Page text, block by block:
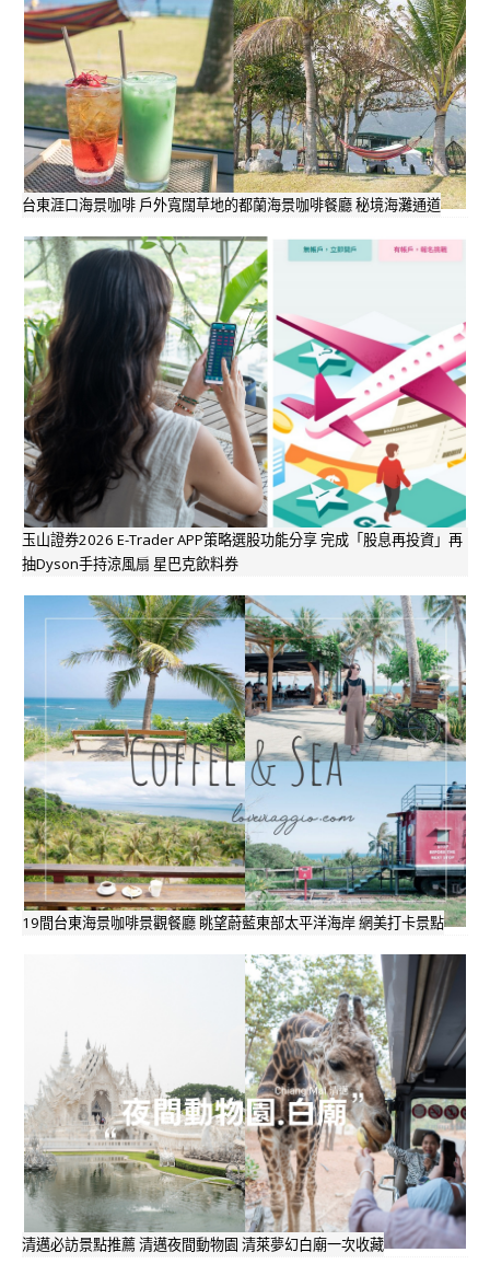
台東涯口海景咖啡 戶外寬闊草地的都蘭海景咖啡餐廳 秘境海灘通道
玉山證券2026 E-Trader APP策略選股功能分享 完成「股息再投資」再
抽Dyson手持涼風扇 星巴克飲料券
19間台東海景咖啡景觀餐廳 眺望蔚藍東部太平洋海岸 網美打卡景點
清邁必訪景點推薦 清邁夜間動物園 清萊夢幻白廟一次收藏